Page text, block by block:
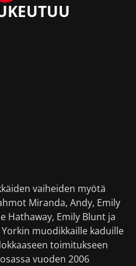
vaiheiden myötä
Miranda, Andy, Emily
Hathaway, Emily Blunt ja
muodikkaille kaduille
toimitukseen
vuoden 2006